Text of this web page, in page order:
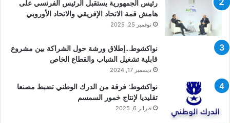
رئيس الجمهورية يستقبل الرئيس الفرنسي على
هامش قمة الاتحاد الإفريقي والاتحاد الأوروبي
نوفمبر 25, 2025
نواكشوط…إطلاق ورشة حول الشراكة بين مشروع
قابلية تشغيل الشباب والقطاع الخاص
ديسمبر 17, 2024
نواكشوط: فرقة من الدرك الوطني تضبط مصنعا
تقليديا لإنتاج خمور السمسم
فبراير 6, 2025